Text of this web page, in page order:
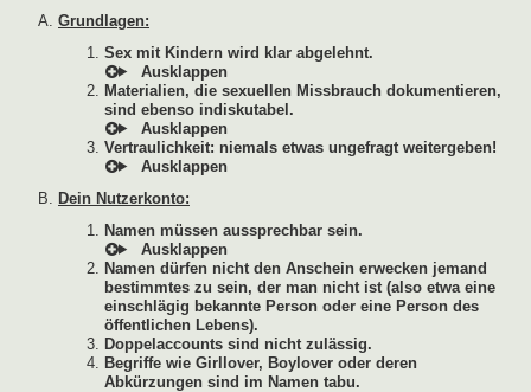
Grundlagen:
Sex mit Kindern wird klar abgelehnt.
Materialien, die sexuellen Missbrauch dokumentieren,
sind ebenso indiskutabel.
Vertraulichkeit: niemals etwas ungefragt weitergeben!
Dein Nutzerkonto:
Namen müssen aussprechbar sein.
Namen dürfen nicht den Anschein erwecken jemand
bestimmtes zu sein, der man nicht ist (also etwa eine
einschlägig bekannte Person oder eine Person des
öffentlichen Lebens).
Doppelaccounts sind nicht zulässig.
Begriffe wie Girllover, Boylover oder deren
Abkürzungen sind im Namen tabu.